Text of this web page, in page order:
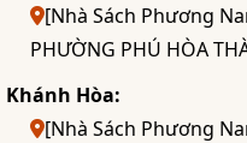
[Nhà Sách Phương
PHƯỜNG PHÚ HÒA
Khánh Hòa:
[Nhà Sách Phương